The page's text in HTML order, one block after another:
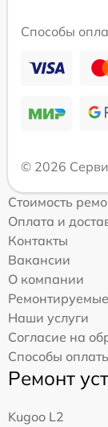
Способы
© 2026
Стоимость
Оплата и
Контакты
Вакансии
О компании
Наши услуги
Согласие на
Способы
Ремонт
Kugoo L2